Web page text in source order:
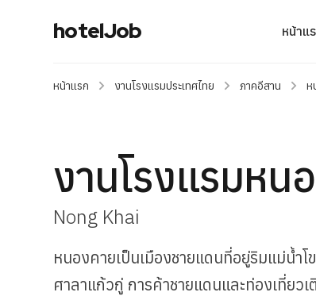
hotelJob หน้าแ
หน้าแรก งานโรงแรมประเทศไทย ภาคอีสาน ห
งานโรงแรมหน
Nong Khai
หนองคายเป็นเมืองชายแดนที่อยู่ริมแม่น้ำ
ศาลาแก้วกู่ การค้าชายแดนและท่องเที่ยว